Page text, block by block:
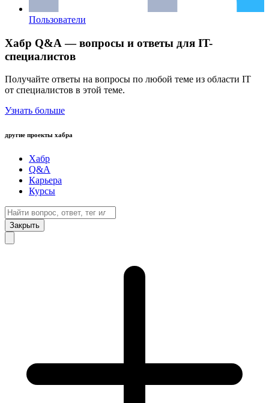
Пользователи
Хабр Q&A — вопросы и ответы для IT-
специалистов
Получайте ответы на вопросы по любой теме из области IT
от специалистов в этой теме.
Узнать больше
другие проекты хабра
Хабр
Q&A
Карьера
Курсы
Закрыть